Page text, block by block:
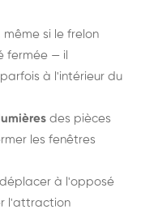
si le frelon
fermée — il
à l'intérieur du
des pièces
les fenêtres
à l'opposé
l'attraction